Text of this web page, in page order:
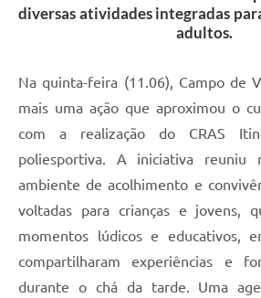
diversas atividades integradas
adultos.
Na quinta-feira (11.06), Campo de
mais uma ação que aproximou o
com a realização do CRAS
poliesportiva. A iniciativa reuniu
ambiente de acolhimento e
voltadas para crianças e jovens,
momentos lúdicos e educativos,
compartilharam experiências e
durante o chá da tarde. Uma